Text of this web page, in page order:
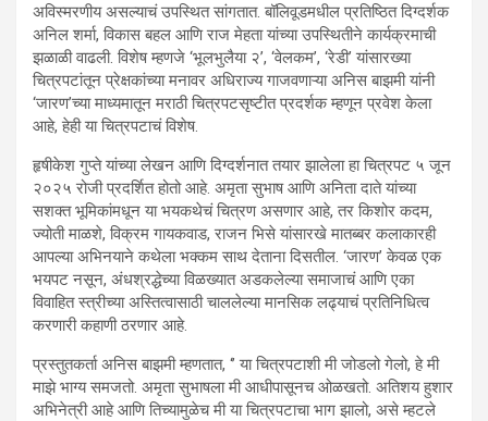
अविस्मरणीय असल्याचं उपस्थित सांगतात. बॉलिवूडमधील प्रतिष्ठित दिग्दर्शक
अनिल शर्मा, विकास बहल आणि राज मेहता यांच्या उपस्थितीने कार्यक्रमाची
झळाळी वाढली. विशेष म्हणजे ‘भूलभुलैया २’, ‘वेलकम’, ‘रेडी’ यांसारख्या
चित्रपटांतून प्रेक्षकांच्या मनावर अधिराज्य गाजवणाऱ्या अनिस बाझमी यांनी
‘जारण’च्या माध्यमातून मराठी चित्रपटसृष्टीत प्रदर्शक म्हणून प्रवेश केला
आहे, हेही या चित्रपटाचं विशेष.
हृषीकेश गुप्ते यांच्या लेखन आणि दिग्दर्शनात तयार झालेला हा चित्रपट ५ जून
२०२५ रोजी प्रदर्शित होतो आहे. अमृता सुभाष आणि अनिता दाते यांच्या
सशक्त भूमिकांमधून या भयकथेचं चित्रण असणार आहे, तर किशोर कदम,
ज्योती माळशे, विक्रम गायकवाड, राजन भिसे यांसारखे मातब्बर कलाकारही
आपल्या अभिनयाने कथेला भक्कम साथ देताना दिसतील. ‘जारण’ केवळ एक
भयपट नसून, अंधश्रद्धेच्या विळख्यात अडकलेल्या समाजाचं आणि एका
विवाहित स्त्रीच्या अस्तित्वासाठी चाललेल्या मानसिक लढ्याचं प्रतिनिधित्व
करणारी कहाणी ठरणार आहे.
प्रस्तुतकर्ता अनिस बाझमी म्हणतात, ‘’ या चित्रपटाशी मी जोडलो गेलो, हे मी
माझे भाग्य समजतो. अमृता सुभाषला मी आधीपासूनच ओळखतो. अतिशय हुशार
अभिनेत्री आहे आणि तिच्यामुळेच मी या चित्रपटाचा भाग झालो, असे म्हटले